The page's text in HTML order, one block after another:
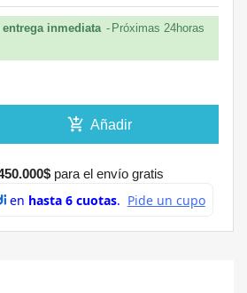
inmediata
Próximas 24horas
add_shopping_cart Añadir
para el envío gratis